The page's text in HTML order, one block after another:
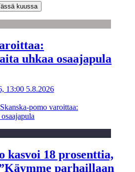
kuussa
uhkaa osaajapula
13:00 5.8.2026
pomo varoittaa:
kasvoi 18 prosenttia,
parhaillaan